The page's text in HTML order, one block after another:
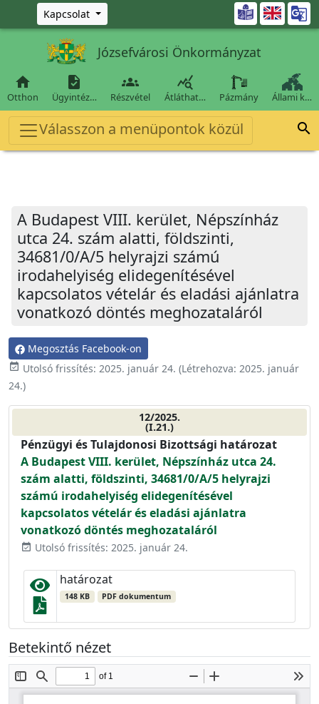
Ugrás a fő tartalomra
Kapcsolat 
Józsefvárosi Önkormányzat

Otthon

Ügyintéz…

Részvétel

Átláthat… Pázmány Állami k…
Válasszon a menüpontok közül 
A Budapest VIII. kerület, Népszínház
utca 24. szám alatti, földszinti,
34681/0/A/5 helyrajzi számú
irodahelyiség elidegenítésével
kapcsolatos vételár és eladási ajánlatra
vonatkozó döntés meghozataláról
Megosztás Facebook-on
event_available Utolsó frissítés: 2025. január 24. (Létrehozva: 2025. január
24.)
12/2025.
(I.21.)
Pénzügyi és Tulajdonosi Bizottsági határozat
A Budapest VIII. kerület, Népszínház utca 24.
szám alatti, földszinti, 34681/0/A/5 helyrajzi
számú irodahelyiség elidegenítésével
kapcsolatos vételár és eladási ajánlatra
vonatkozó döntés meghozataláról
event_available Utolsó frissítés: 2025. január 24.
határozat
148 KB PDF dokumentum
Betekintő nézet